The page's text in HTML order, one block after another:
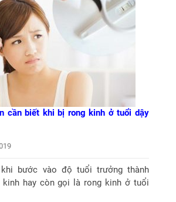
cần biết khi bị rong kinh ở tuổi dậy
bước vào độ tuổi trưởng thành
kinh hay còn gọi là rong kinh ở tuổi